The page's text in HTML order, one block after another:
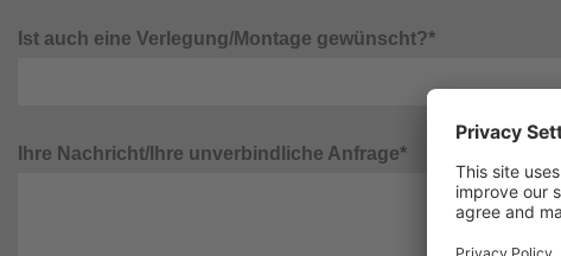
Ist auch eine Verlegung/Montage gewünscht?*
Ihre Nachricht/Ihre unverbindliche Anfrage*